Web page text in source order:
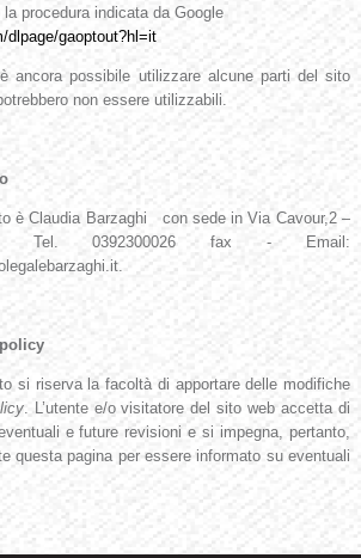
procedura indicata da Google
dlpage/gaoptout?hl=it
ancora possibile utilizzare alcune parti del sito
non essere utilizzabili.
è Claudia Barzaghi con sede in Via Cavour,2 –
Tel. 0392300026 fax - Email:
si riserva la facoltà di apportare delle modifiche
. L’utente e/o visitatore del sito web accetta di
e future revisioni e si impegna, pertanto,
questa pagina per essere informato su eventuali